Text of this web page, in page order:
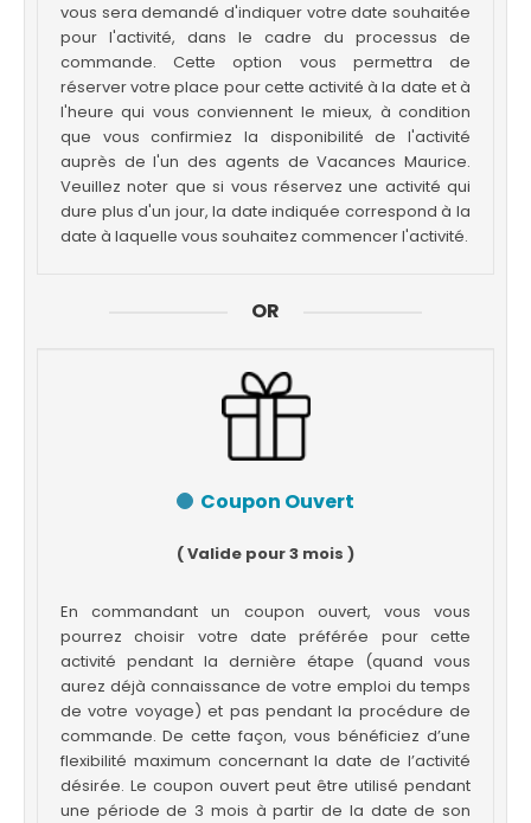
vous sera demandé d'indiquer votre date souhaitée
pour l'activité, dans le cadre du processus de
commande. Cette option vous permettra de
réserver votre place pour cette activité à la date et à
l'heure qui vous conviennent le mieux, à condition
que vous confirmiez la disponibilité de l'activité
auprès de l'un des agents de Vacances Maurice.
Veuillez noter que si vous réservez une activité qui
dure plus d'un jour, la date indiquée correspond à la
date à laquelle vous souhaitez commencer l'activité.
OR
Coupon Ouvert
( Valide pour 3 mois )
En commandant un coupon ouvert, vous vous
pourrez choisir votre date préférée pour cette
activité pendant la dernière étape (quand vous
aurez déjà connaissance de votre emploi du temps
de votre voyage) et pas pendant la procédure de
commande. De cette façon, vous bénéficiez d’une
flexibilité maximum concernant la date de l’activité
désirée. Le coupon ouvert peut être utilisé pendant
une période de 3 mois à partir de la date de son